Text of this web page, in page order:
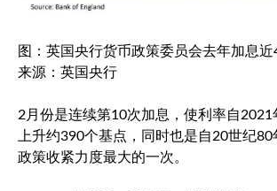
图：英国央行货币政策委员会去年加息
来源：英国央行
2月份是连续第10次加息，使利率自
上升约390个基点，同时也是自20世纪
政策收紧力度最大的一次。